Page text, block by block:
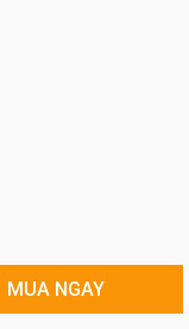
MUA NGAY